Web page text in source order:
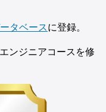
タベースに登録。
ンジニアコースを修